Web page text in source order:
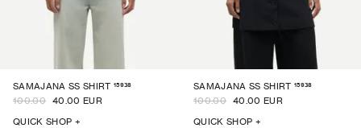
SAMAJANA SS SHIRT 15938
100.00 40.00 EUR
QUICK SHOP +
SAMAJANA SS SHIRT 15938
100.00 40.00 EUR
QUICK SHOP +